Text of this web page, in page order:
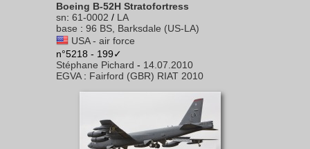
Boeing B-52H Stratofortress
sn: 61-0002 / LA
base : 96 BS, Barksdale (US-LA)
USA - air force
n°5218 - 199✓
Stéphane Pichard - 14.07.2010
EGVA: Fairford (GBR) RIAT 2010